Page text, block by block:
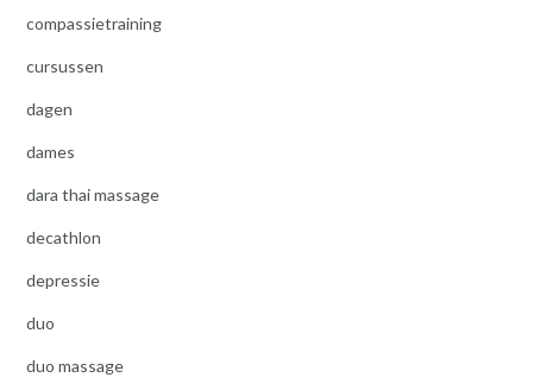
compassietraining
cursussen
dagen
dames
dara thai massage
decathlon
depressie
duo
duo massage